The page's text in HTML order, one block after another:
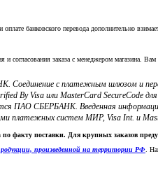
банковского перевода дополнительно
согласования заказа с менеджером магазина. Вам
с платежным шлюзом и
By Visa или MasterCard
ПАО СБЕРБАНК. Введенная
платежных систем МИР, Visa Int. и
по факту поставки. Для крупных заказов
произведенной на территории РФ.